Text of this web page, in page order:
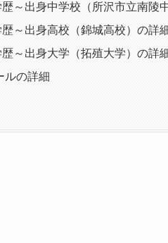
～出身中学校（所沢市立南陵
～出身高校（錦城高校）の詳
～出身大学（拓殖大学）の詳
ルの詳細